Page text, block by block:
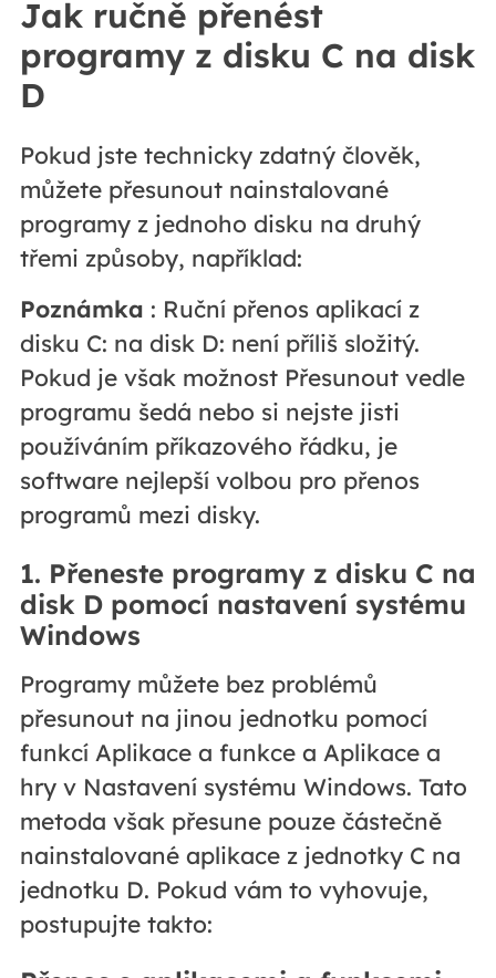
Jak ručně přenést
programy z disku C na disk
D
Pokud jste technicky zdatný člověk,
můžete přesunout nainstalované
programy z jednoho disku na druhý
třemi způsoby, například:
Poznámka : Ruční přenos aplikací z
disku C: na disk D: není příliš složitý.
Pokud je však možnost Přesunout vedle
programu šedá nebo si nejste jisti
používáním příkazového řádku, je
software nejlepší volbou pro přenos
programů mezi disky.
1. Přeneste programy z disku C na
disk D pomocí nastavení systému
Windows
Programy můžete bez problémů
přesunout na jinou jednotku pomocí
funkcí Aplikace a funkce a Aplikace a
hry v Nastavení systému Windows. Tato
metoda však přesune pouze částečně
nainstalované aplikace z jednotky C na
jednotku D. Pokud vám to vyhovuje,
postupujte takto: